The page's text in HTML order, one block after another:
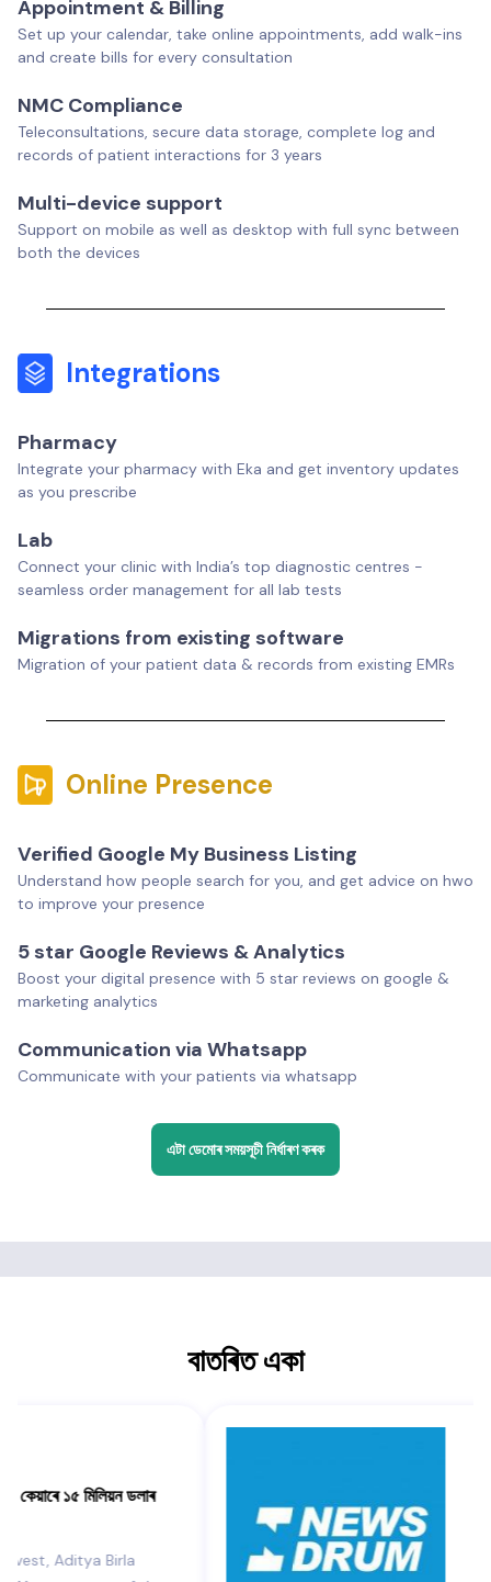
Appointment & Billing
Set up your calendar, take online appointments, add walk-ins
and create bills for every consultation
NMC Compliance
Teleconsultations, secure data storage, complete log and
records of patient interactions for 3 years
Multi-device support
Support on mobile as well as desktop with full sync between
both the devices
Integrations
Pharmacy
Integrate your pharmacy with Eka and get inventory updates
as you prescribe
Lab
Connect your clinic with India’s top diagnostic centres -
seamless order management for all lab tests
Migrations from existing software
Migration of your patient data & records from existing EMRs
Online Presence
Verified Google My Business Listing
Understand how people search for you, and get advice on hwo
to improve your presence
5 star Google Reviews & Analytics
Boost your digital presence with 5 star reviews on google &
marketing analytics
Communication via Whatsapp
Communicate with your patients via whatsapp
এটা ডেমোৰ সময়সূচী নিৰ্ধাৰণ কৰক
বাতৰিত একা